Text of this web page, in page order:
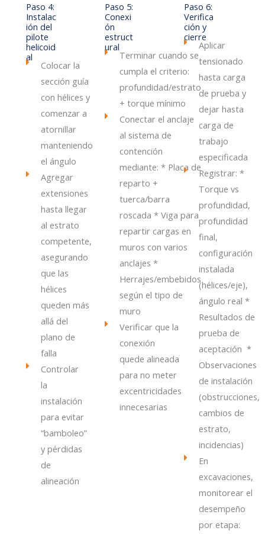
Paso 4:
Instalac
ión del
pilote
helicoid
al
Colocar la
sección guía
con hélices y
comenzar a
atornillar
manteniendo
el ángulo
Agregar
extensiones
hasta llegar
al estrato
competente,
asegurando
que las
hélices
queden más
allá del
plano de
falla
Controlar
la
instalación
para evitar
“bamboleo”
y pérdidas
de
alineación
Paso 5:
Conexi
ón
estruct
ural
Terminar cuando se
cumpla el criterio:
profundidad/estrato
+ torque mínimo
Conectar el anclaje
al sistema de
contención
mediante: * Placa de
reparto +
tuerca/barra
roscada * Viga para
repartir cargas en
muros con varios
anclajes *
Herrajes/embebidos
según el tipo de
muro
Verificar que la
conexión
quede alineada
para no meter
excentricidades
innecesarias
Paso 6:
Verifica
ción y
cierre
Aplicar
tensionado
hasta carga
de prueba y
dejar hasta
carga de
trabajo
especificada
Registrar: *
Torque vs
profundidad,
profundidad
final,
configuración
instalada
(hélices/eje),
ángulo real *
Resultados de
prueba de
aceptación *
Observaciones
de instalación
(obstrucciones,
cambios de
estrato,
incidencias)
En
excavaciones,
monitorear el
desempeño
por etapa: